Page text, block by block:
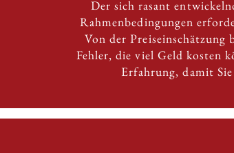
Der sich rasant
Rahmenbedingungen
Von der
Fehler, die viel Geld kosten
Erfahrung, damit